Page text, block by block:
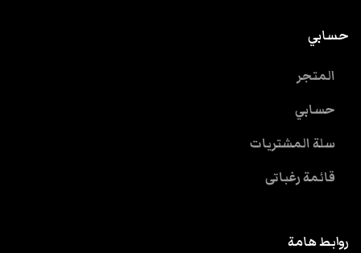
حسابي
المتجر
حسابي
سلة المشتريات
قائمة رغباتى
روابط هامة